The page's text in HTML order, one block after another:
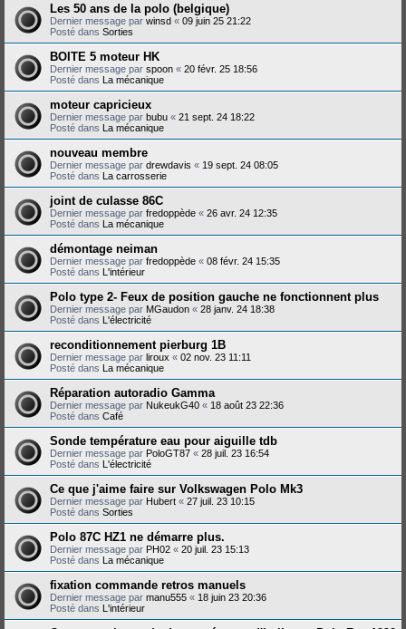
Les 50 ans de la polo (belgique)
Dernier message par winsd « 09 juin 25 21:22
Posté dans Sorties
BOITE 5 moteur HK
Dernier message par spoon « 20 févr. 25 18:56
Posté dans La mécanique
moteur capricieux
Dernier message par bubu « 21 sept. 24 18:22
Posté dans La mécanique
nouveau membre
Dernier message par drewdavis « 19 sept. 24 08:05
Posté dans La carrosserie
joint de culasse 86C
Dernier message par fredoppède « 26 avr. 24 12:35
Posté dans La mécanique
démontage neiman
Dernier message par fredoppède « 08 févr. 24 15:35
Posté dans L'intérieur
Polo type 2- Feux de position gauche ne fonctionnent plus
Dernier message par MGaudon « 28 janv. 24 18:38
Posté dans L'électricité
reconditionnement pierburg 1B
Dernier message par liroux « 02 nov. 23 11:11
Posté dans La mécanique
Réparation autoradio Gamma
Dernier message par NukeukG40 « 18 août 23 22:36
Posté dans Café
Sonde température eau pour aiguille tdb
Dernier message par PoloGT87 « 28 juil. 23 16:54
Posté dans L'électricité
Ce que j'aime faire sur Volkswagen Polo Mk3
Dernier message par Hubert « 27 juil. 23 10:15
Posté dans Sorties
Polo 87C HZ1 ne démarre plus.
Dernier message par PH02 « 20 juil. 23 15:13
Posté dans La mécanique
fixation commande retros manuels
Dernier message par manu555 « 18 juin 23 20:36
Posté dans L'intérieur